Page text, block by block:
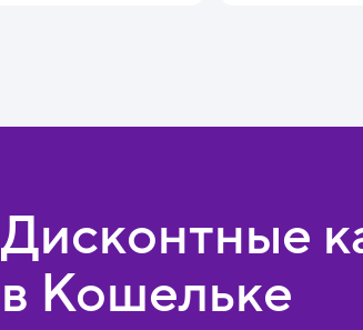
Дисконтные
в Кошельке